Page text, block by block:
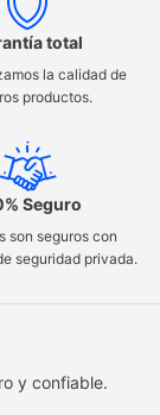
total
la calidad de
productos.
Seguro
son seguros con
seguridad privada.
y confiable.